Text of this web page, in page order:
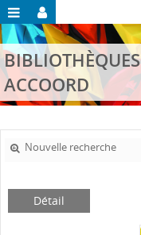
ACCOORD
Nouvelle recherche
Détail